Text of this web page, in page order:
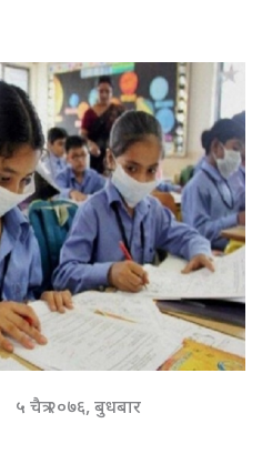
५ चैत्र २०७६, बुधबार